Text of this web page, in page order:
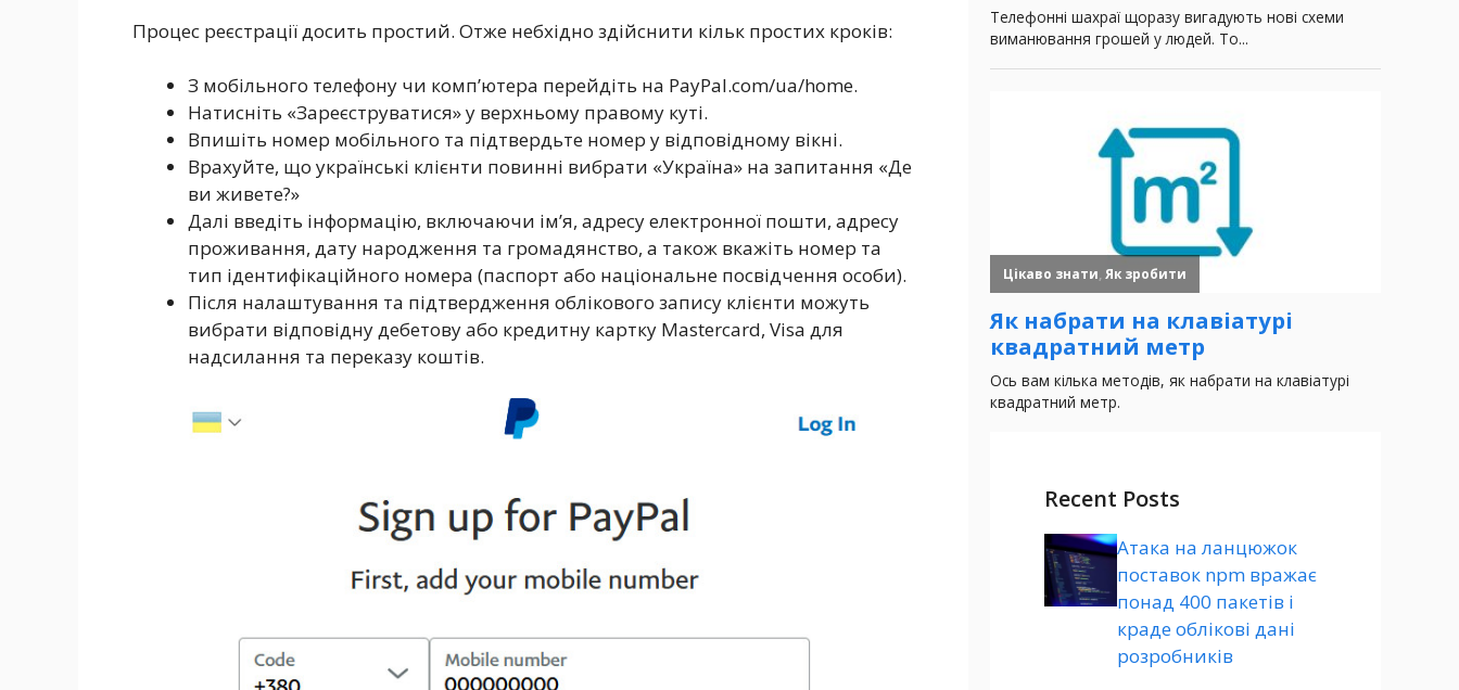
Процес реєстрації досить простий. Отже небхідно здійснити кільк простих кроків:
З мобільного телефону чи комп’ютера перейдіть на PayPal.com/ua/home.
Натисніть «Зареєструватися» у верхньому правому куті.
Впишіть номер мобільного та підтвердьте номер у відповідному вікні.
Врахуйте, що українські клієнти повинні вибрати «Україна» на запитання «Де
ви живете?»
Далі введіть інформацію, включаючи ім’я, адресу електронної пошти, адресу
проживання, дату народження та громадянство, а також вкажіть номер та
тип ідентифікаційного номера (паспорт або національне посвідчення особи).
Після налаштування та підтвердження облікового запису клієнти можуть
вибрати відповідну дебетову або кредитну картку Mastercard, Visa для
надсилання та переказу коштів.
Recent Posts
Атака на ланцюжок
поставок npm вражає
понад 400 пакетів і
краде облікові дані
розробників